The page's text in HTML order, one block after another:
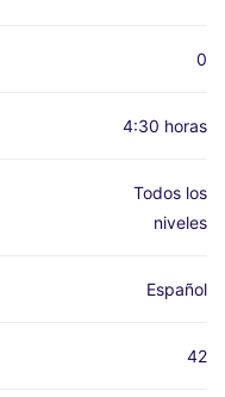
0
4:30 horas
Todos los
niveles
Español
42